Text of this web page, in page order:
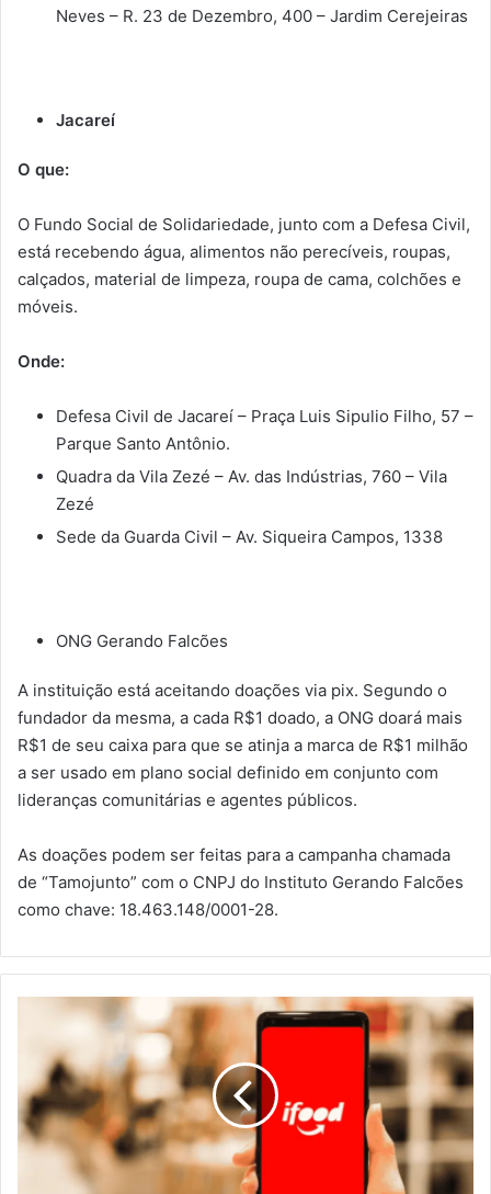
Neves – R. 23 de Dezembro, 400 – Jardim Cerejeiras
Jacareí
O que:
O Fundo Social de Solidariedade, junto com a Defesa Civil,
está recebendo água, alimentos não perecíveis, roupas,
calçados, material de limpeza, roupa de cama, colchões e
móveis.
Onde:
Defesa Civil de Jacareí – Praça Luis Sipulio Filho, 57 –
Parque Santo Antônio.
Quadra da Vila Zezé – Av. das Indústrias, 760 – Vila
Zezé
Sede da Guarda Civil – Av. Siqueira Campos, 1338
ONG Gerando Falcões
A instituição está aceitando doações via pix. Segundo o
fundador da mesma, a cada R$1 doado, a ONG doará mais
R$1 de seu caixa para que se atinja a marca de R$1 milhão
a ser usado em plano social definido em conjunto com
lideranças comunitárias e agentes públicos.
As doações podem ser feitas para a campanha chamada
de “Tamojunto” com o CNPJ do Instituto Gerando Falcões
como chave: 18.463.148/0001-28.
d
o
h